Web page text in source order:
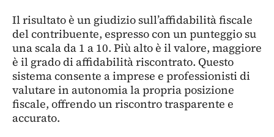
Il risultato è un giudizio sull’affidabilità fiscale
del contribuente, espresso con un punteggio su
una scala da 1 a 10. Più alto è il valore, maggiore
è il grado di affidabilità riscontrato. Questo
sistema consente a imprese e professionisti di
valutare in autonomia la propria posizione
fiscale, offrendo un riscontro trasparente e
accurato.